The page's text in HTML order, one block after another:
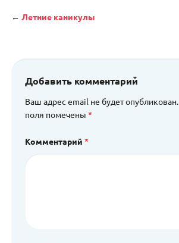
Навигация
← Летние каникулы
Добавить комментарий
Ваш адрес email не будет опубликован.
поля помечены *
Комментарий *